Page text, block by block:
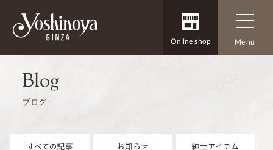
Online shop Menu
Blog
ブログ
すべての記事 お知らせ 紳士アイテム